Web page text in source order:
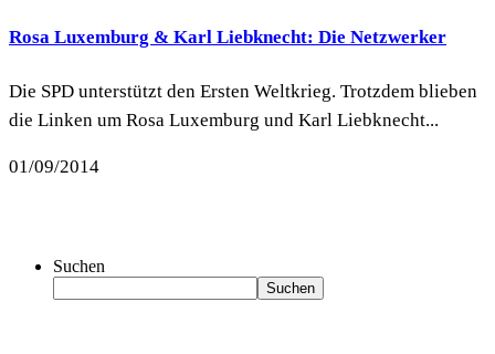
Rosa Luxemburg & Karl Liebknecht: Die Netzwerker
Die SPD unterstützt den Ersten Weltkrieg. Trotzdem blieben
die Linken um Rosa Luxemburg und Karl Liebknecht...
01/09/2014
Suchen
Suchen